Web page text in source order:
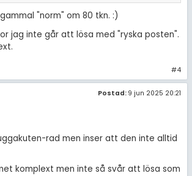
"norm" om 80 tkn. :)
jag inte går att lösa med "ryska posten".
#4
Postad: 9 jun 2025 20:21
rad men inser att den inte alltid
komplext men inte så svår att lösa som